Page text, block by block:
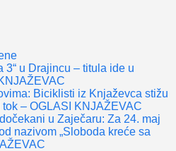
3“ u Drajincu – titula ide u
Biciklisti iz Knjaževca stižu
– OGLASI KNJAŽEVAC
u Zaječaru: Za 24. maj
nazivom „Sloboda kreće sa